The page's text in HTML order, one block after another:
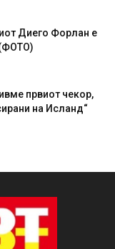
Диего Форлан е
првиот чекор,
на Исланд“